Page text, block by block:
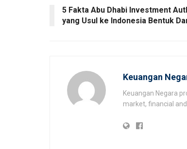
5 Fakta Abu Dhabi Investment
yang Usul ke Indonesia Bentuk
Keuangan
Keuangan Negara
market, financial